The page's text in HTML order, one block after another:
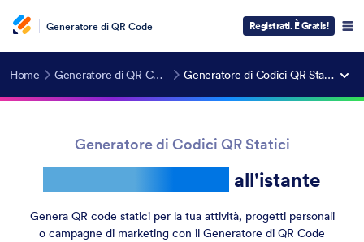
Generatore di QR Code Registrati. È Gratis!
Home Generatore di QR Code Generatore di Codici QR Statici
Generatore di Codici QR Statici
all'istante
Genera QR code statici per la tua attività, progetti personali
o campagne di marketing con il Generatore di QR Code